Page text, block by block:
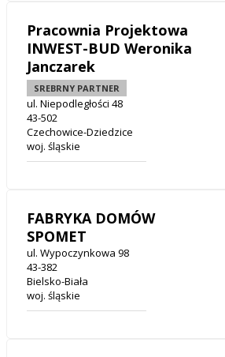
Pracownia Projektowa
INWEST-BUD Weronika
Janczarek
SREBRNY PARTNER
ul. Niepodległości 48
43-502
Czechowice-Dziedzice
woj. śląskie
FABRYKA DOMÓW
SPOMET
ul. Wypoczynkowa 98
43-382
Bielsko-Biała
woj. śląskie